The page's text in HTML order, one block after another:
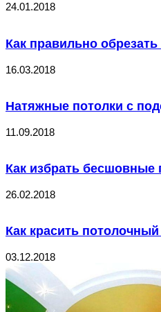
24.01.2018
Как правильно
16.03.2018
Натяжные потолки с
11.09.2018
Как избрать бесшовные
26.02.2018
Как красить
03.12.2018